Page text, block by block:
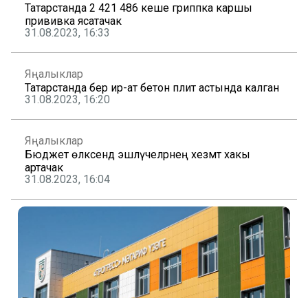
Татарстанда 2 421 486 кеше гриппка каршы
прививка ясатачак
31.08.2023, 16:33
Яңалыклар
Татарстанда бер ир-ат бетон плитә астында калган
31.08.2023, 16:20
Яңалыклар
Бюджет өлкәсендә эшләүчеләрнең хезмәт хакы
артачак
31.08.2023, 16:04